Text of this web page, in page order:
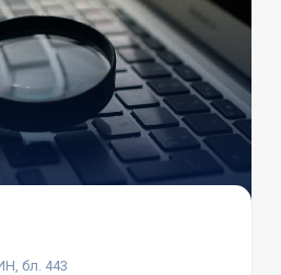
бл. 443